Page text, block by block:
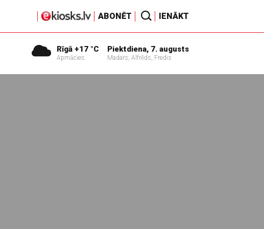
ABONĒT IENĀKT
Rīgā +17 °C
Apmācies
Piektdiena, 7. augusts
Madars, Alfrēds, Fredis